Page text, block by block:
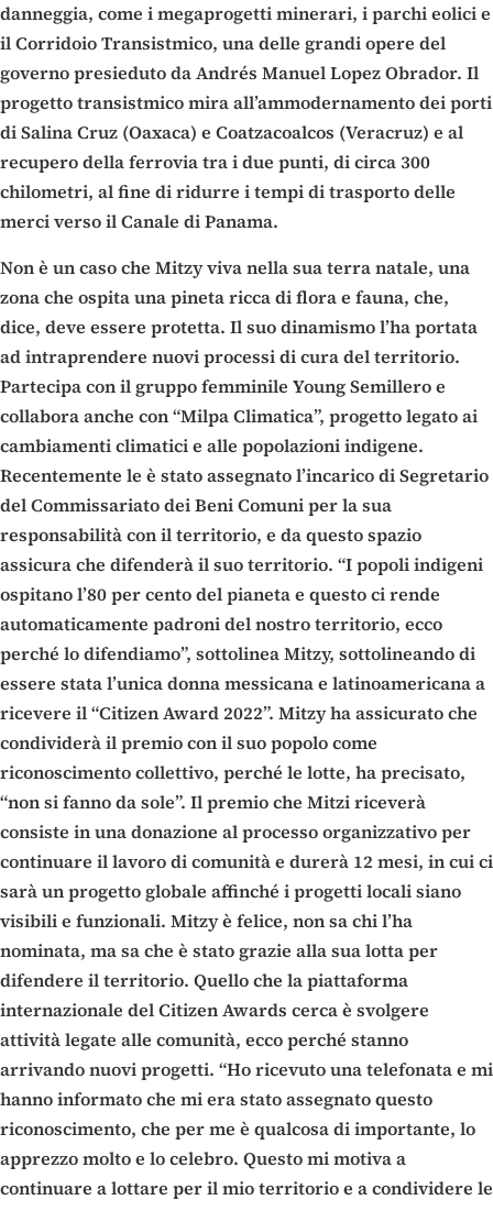
danneggia, come i megaprogetti minerari, i parchi eolici e
il Corridoio Transistmico, una delle grandi opere del
governo presieduto da Andrés Manuel Lopez Obrador. Il
progetto transistmico mira all’ammodernamento dei porti
di Salina Cruz (Oaxaca) e Coatzacoalcos (Veracruz) e al
recupero della ferrovia tra i due punti, di circa 300
chilometri, al fine di ridurre i tempi di trasporto delle
merci verso il Canale di Panama.
Non è un caso che Mitzy viva nella sua terra natale, una
zona che ospita una pineta ricca di flora e fauna, che,
dice, deve essere protetta. Il suo dinamismo l’ha portata
ad intraprendere nuovi processi di cura del territorio.
Partecipa con il gruppo femminile Young Semillero e
collabora anche con “Milpa Climatica”, progetto legato ai
cambiamenti climatici e alle popolazioni indigene.
Recentemente le è stato assegnato l’incarico di Segretario
del Commissariato dei Beni Comuni per la sua
responsabilità con il territorio, e da questo spazio
assicura che difenderà il suo territorio. “I popoli indigeni
ospitano l’80 per cento del pianeta e questo ci rende
automaticamente padroni del nostro territorio, ecco
perché lo difendiamo”, sottolinea Mitzy, sottolineando di
essere stata l’unica donna messicana e latinoamericana a
ricevere il “Citizen Award 2022”. Mitzy ha assicurato che
condividerà il premio con il suo popolo come
riconoscimento collettivo, perché le lotte, ha precisato,
“non si fanno da sole”. Il premio che Mitzi riceverà
consiste in una donazione al processo organizzativo per
continuare il lavoro di comunità e durerà 12 mesi, in cui ci
sarà un progetto globale affinché i progetti locali siano
visibili e funzionali. Mitzy è felice, non sa chi l’ha
nominata, ma sa che è stato grazie alla sua lotta per
difendere il territorio. Quello che la piattaforma
internazionale del Citizen Awards cerca è svolgere
attività legate alle comunità, ecco perché stanno
arrivando nuovi progetti. “Ho ricevuto una telefonata e mi
hanno informato che mi era stato assegnato questo
riconoscimento, che per me è qualcosa di importante, lo
apprezzo molto e lo celebro. Questo mi motiva a
continuare a lottare per il mio territorio e a condividere le